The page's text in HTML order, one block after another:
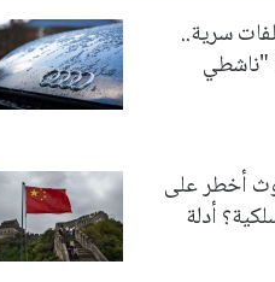
سرية..
"ناشطي
أخطر على
أدلة